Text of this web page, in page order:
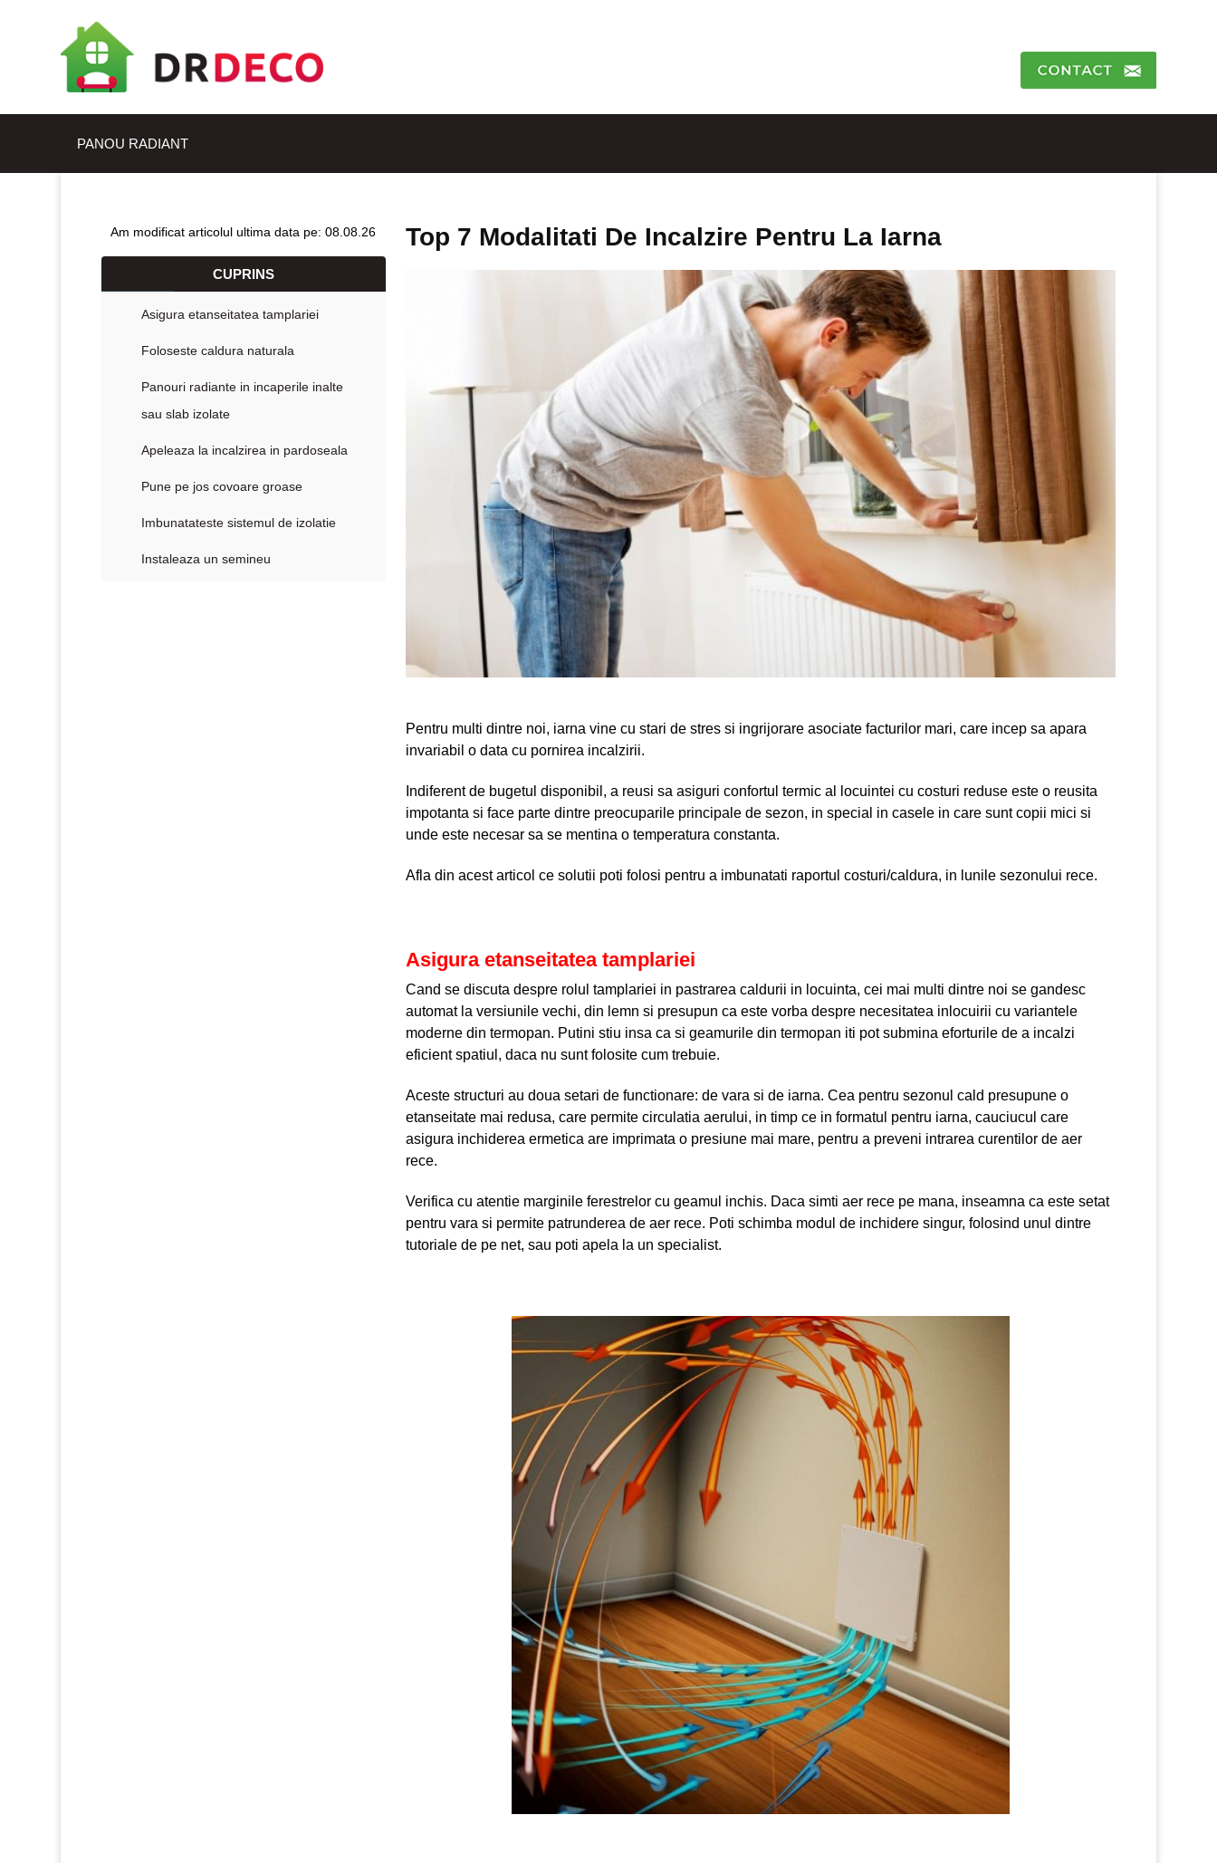
PANOU RADIANT
Am modificat articolul ultima data pe: 08.08.26
CUPRINS
Asigura etanseitatea tamplariei
Foloseste caldura naturala
Panouri radiante in incaperile inalte
sau slab izolate
Apeleaza la incalzirea in pardoseala
Pune pe jos covoare groase
Imbunatateste sistemul de izolatie
Instaleaza un semineu
Top 7 Modalitati De Incalzire Pentru La Iarna
Pentru multi dintre noi, iarna vine cu stari de stres si ingrijorare asociate facturilor mari, care incep sa apara
invariabil o data cu pornirea incalzirii.
Indiferent de bugetul disponibil, a reusi sa asiguri confortul termic al locuintei cu costuri reduse este o reusita
impotanta si face parte dintre preocuparile principale de sezon, in special in casele in care sunt copii mici si
unde este necesar sa se mentina o temperatura constanta.
Afla din acest articol ce solutii poti folosi pentru a imbunatati raportul costuri/caldura, in lunile sezonului rece.
Asigura etanseitatea tamplariei
Cand se discuta despre rolul tamplariei in pastrarea caldurii in locuinta, cei mai multi dintre noi se gandesc
automat la versiunile vechi, din lemn si presupun ca este vorba despre necesitatea inlocuirii cu variantele
moderne din termopan. Putini stiu insa ca si geamurile din termopan iti pot submina eforturile de a incalzi
eficient spatiul, daca nu sunt folosite cum trebuie.
Aceste structuri au doua setari de functionare: de vara si de iarna. Cea pentru sezonul cald presupune o
etanseitate mai redusa, care permite circulatia aerului, in timp ce in formatul pentru iarna, cauciucul care
asigura inchiderea ermetica are imprimata o presiune mai mare, pentru a preveni intrarea curentilor de aer
rece.
Verifica cu atentie marginile ferestrelor cu geamul inchis. Daca simti aer rece pe mana, inseamna ca este setat
pentru vara si permite patrunderea de aer rece. Poti schimba modul de inchidere singur, folosind unul dintre
tutoriale de pe net, sau poti apela la un specialist.